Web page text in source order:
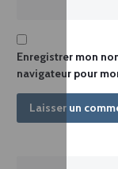
Enregistrer mon
navigateur pour